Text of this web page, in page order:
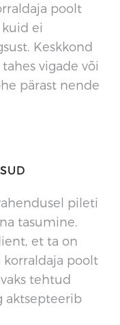
poolt
ei
Keskkond
vigade või
pärast nende
pileti
tasumine.
et ta on
poolt
tehtud
aktsepteerib